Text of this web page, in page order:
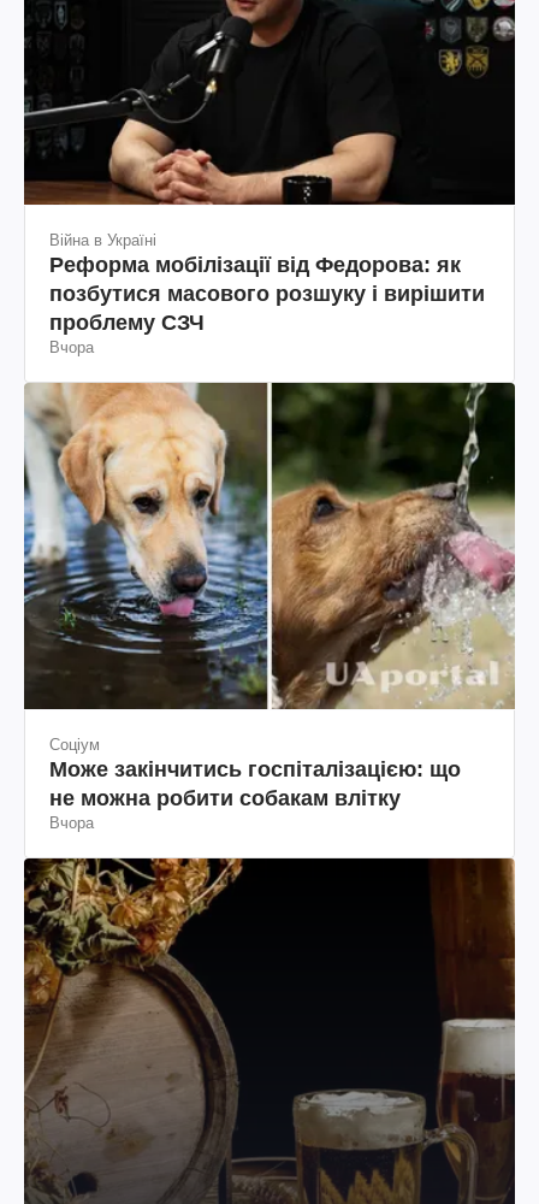
Війна в Україні
Реформа мобілізації від Федорова: як
позбутися масового розшуку і вирішити
проблему СЗЧ
Вчора
Соціум
Може закінчитись госпіталізацією: що
не можна робити собакам влітку
Вчора